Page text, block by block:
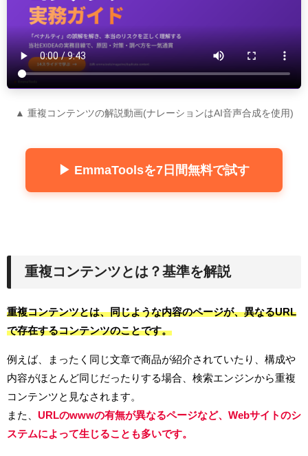
▲ 重複コンテンツの解説動画(ナレーションはAI音声合成を使用)
▶ EmmaToolsを7日間無料で試す
重複コンテンツとは？基準を解説
重複コンテンツとは、同じような内容のページが、異なるURL
で存在するコンテンツのことです。
例えば、まったく同じ文章で商品が紹介されていたり、構成や
内容がほとんど同じだったりする場合、検索エンジンから重複
コンテンツと見なされます。
また、 URLのwwwの有無が異なるページなど、Webサイトのシ
ステムによって生じることも多いです。